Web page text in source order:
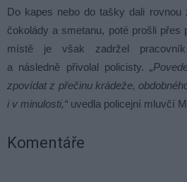
Do kapes nebo do tašky dali rovnou
čokolády a smetanu, poté prošli přes
místě je však zadržel pracovník
a následně přivolal policisty.
zpovídat z přečinu krádeže,
i v minulosti,“ uvedla policejní mluvčí
Komentáře